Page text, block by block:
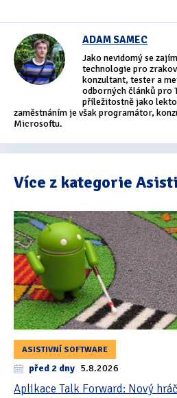
ADAM SAMEC
Jako nevidomý se
technologie pro
konzultant, tester a
odborných článků pro
příležitostně jako
zaměstnáním je však programátor,
Microsoftu.
Více z kategorie
ASISTIVNÍ SOFTWARE
před 2 dny 5.8.2026
Aplikace Talk Forward: Nový